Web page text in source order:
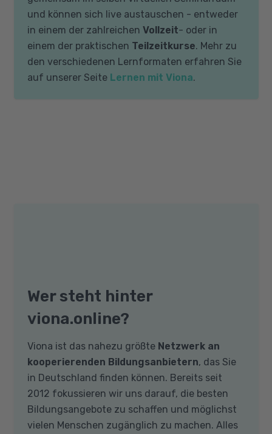
und können sich live austauschen - entweder
in einem der zahlreichen Vollzeit- oder in
einem der praktischen Teilzeitkurse. Mehr zu
den verschiedenen Lernformaten erfahren Sie
auf unserer Seite Lernen mit Viona.
Wer steht hinter
viona.online?
Viona ist das nahezu größte Netzwerk an
kooperierenden Bildungsanbietern, das Sie
in Deutschland finden können. Bereits seit
2012 fokussieren wir uns darauf, die besten
Bildungsangebote zu schaffen und möglichst
vielen Menschen zugänglich zu machen. Alles